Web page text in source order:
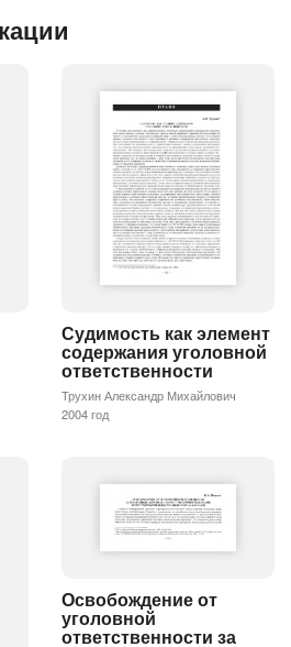
Судимость как элемент
содержания уголовной
ответственности
Трухин Александр Михайлович
2004 год
Освобождение от
уголовной
ответственности за